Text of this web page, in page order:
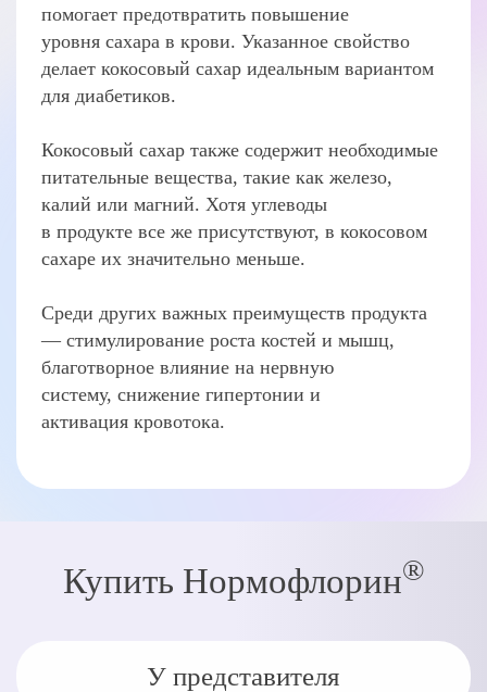
помогает предотвратить повышение
уровня сахара в крови. Указанное свойство
делает кокосовый сахар идеальным вариантом
для диабетиков.
Кокосовый сахар также содержит необходимые
питательные вещества, такие как железо,
калий или магний. Хотя углеводы
в продукте все же присутствуют, в кокосовом
сахаре их значительно меньше.
Среди других важных преимуществ продукта
— стимулирование роста костей и мышц,
благотворное влияние на нервную
систему, снижение гипертонии и
активация кровотока.
Купить Нормофлорин®
У представителя